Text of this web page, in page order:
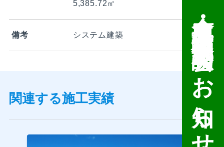
倉庫・工場建設 個別相談会のお知らせ
5,385.72㎡
備考 システム建築
関連する施工実績